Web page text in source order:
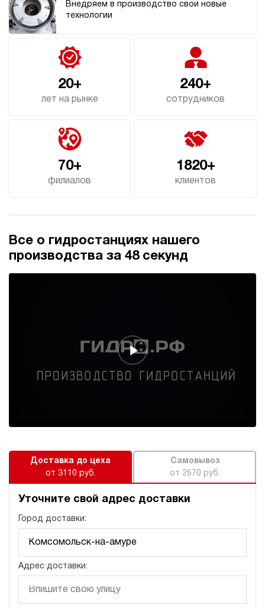
Внедряем в производство свои новые
технологии
20+
лет на рынке
240+
сотрудников
70+
филиалов
1820+
клиентов
Все о гидростанциях нашего
производства за 48 секунд
Доставка до цеха
от 3110 руб.
Самовывоз
от 2570 руб.
Уточните свой адрес доставки
Город доставки:
Адрес доставки: